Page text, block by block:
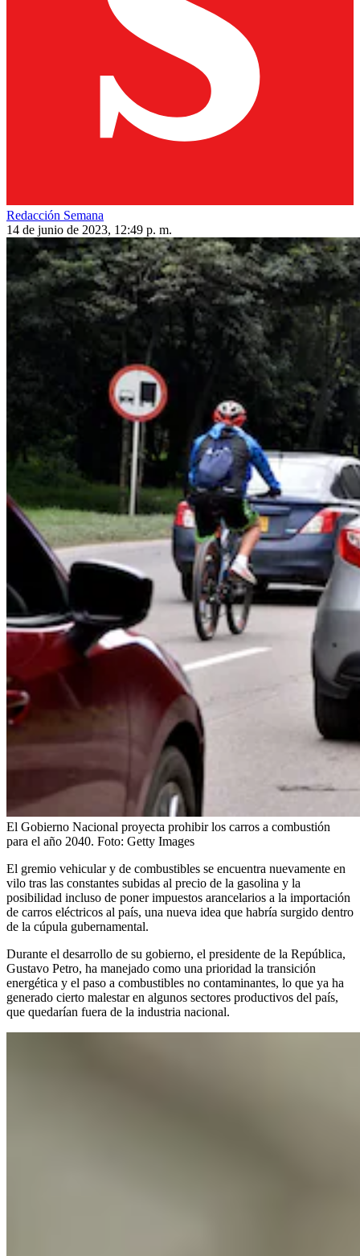
Redacción Semana
14 de junio de 2023, 12:49 p. m.
El Gobierno Nacional proyecta prohibir los carros a combustión
para el año 2040. Foto: Getty Images
El gremio vehicular y de combustibles se encuentra nuevamente en
vilo tras las constantes subidas al precio de la gasolina y la
posibilidad incluso de poner impuestos arancelarios a la importación
de carros eléctricos al país, una nueva idea que habría surgido dentro
de la cúpula gubernamental.
Durante el desarrollo de su gobierno, el presidente de la República,
Gustavo Petro, ha manejado como una prioridad la transición
energética y el paso a combustibles no contaminantes, lo que ya ha
generado cierto malestar en algunos sectores productivos del país,
que quedarían fuera de la industria nacional.